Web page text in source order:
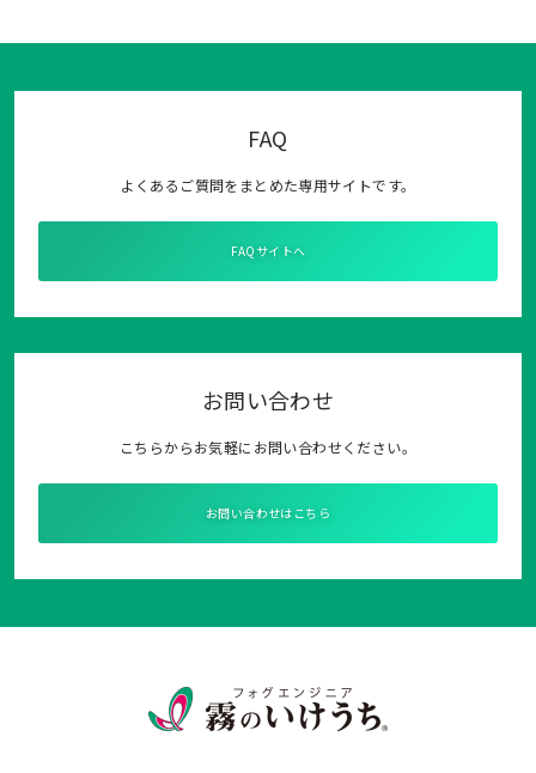
FAQ
よくあるご質問をまとめた専用サイトです。
FAQサイトへ
お問い合わせ
こちらからお気軽にお問い合わせください。
お問い合わせはこちら